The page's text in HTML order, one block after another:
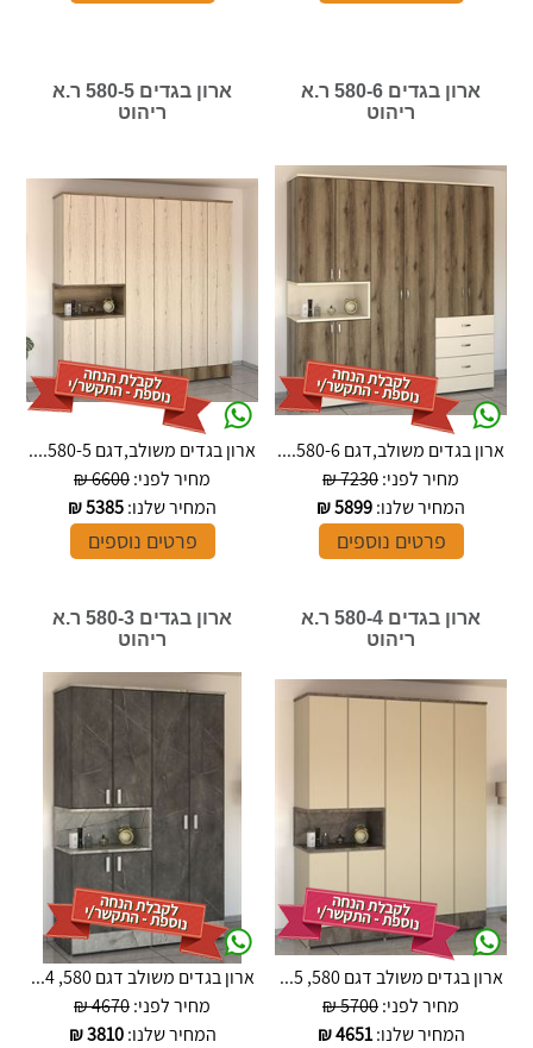
ארון בגדים 580-6 ר.א
ריהוט
ארון בגדים משולב,דגם 580-6....
מחיר לפני:7230 ₪
המחיר שלנו:5899
₪
פרטים נוספים
ארון בגדים 580-5 ר.א
ריהוט
ארון בגדים משולב,דגם 580-5....
מחיר לפני:6600 ₪
המחיר שלנו:5385
₪
פרטים נוספים
ארון בגדים 580-4 ר.א
ריהוט
ארון בגדים משולב דגם 580, 5...
מחיר לפני:5700 ₪
המחיר שלנו:4651
₪
ארון בגדים 580-3 ר.א
ריהוט
ארון בגדים משולב דגם 580, 4...
מחיר לפני:4670 ₪
המחיר שלנו:3810
₪